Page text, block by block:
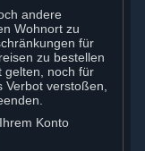
andere
Wohnort zu
für
zu bestellen
gelten, noch für
Verbot verstoßen,
Konto